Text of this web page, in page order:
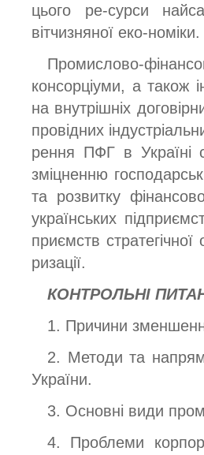
цього ре-сурси
вітчизняної еко-номіки.
Промислово-
консорціуми, а також
на внутрішніх
провідних
рення ПФГ в Україні
зміцненню
та розвитку
українських
приємств
ризації.
КОНТРОЛЬНІ
1. Причини
2. Методи та напрями
України.
3. Основні види
4. Проблеми